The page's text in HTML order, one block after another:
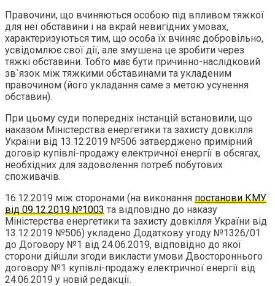
Правочини, що вчиняються особою під впливом тяжкої
для неї обставини і на вкрай невигідних умовах,
характеризуються тим, що особа їх вчиняє добровільно,
усвідомлює свої дії, але змушена це зробити через
тяжкі обставини. Тобто має бути причинно-наслідковий
зв`язок між тяжкими обставинами та укладеним
правочином (його укладання саме з метою усунення
обставин).
При цьому суди попередніх інстанцій встановили, що
наказом Міністерства енергетики та захисту довкілля
України від 13.12.2019 №506 затверджено примірний
договір купівлі-продажу електричної енергії в обсягах,
необхідних для задоволення потреб побутових
споживачів.
16.12.2019 між сторонами (на виконання постанови КМУ
від 09.12.2019 №1003 та відповідно до наказу
Міністерства енергетики та захисту довкілля України від
13.12.2019 №506) укладено Додаткову угоду №1326/01
до Договору №1 від 24.06.2019, відповідно до якої
сторони дійшли згоди викласти умови Двостороннього
договору №1 купівлі-продажу електричної енергії від
24.06.2019 у новій редакції.